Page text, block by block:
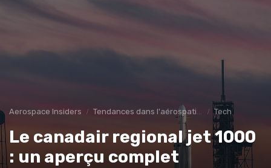
Aerospace Insiders Tendances dans l'aérospatial Tech
Le canadair regional jet 1000
: un aperçu complet